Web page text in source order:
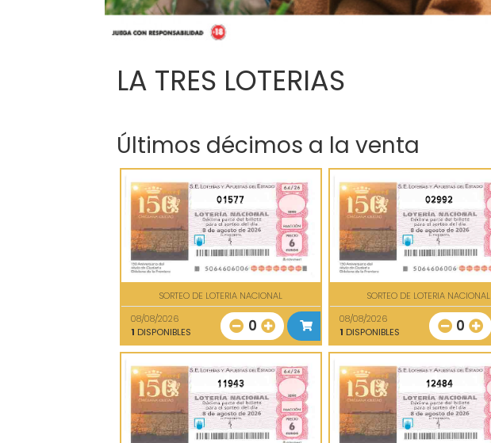
LA TRES LOTERIAS
Últimos décimos a la venta
01577
SORTEO DE LOTERIA NACIONAL
08/08/2026
1 DISPONIBLES 0
02992
SORTEO DE LOTERIA NACIONAL
08/08/2026
1 DISPONIBLES 0
11943 12484